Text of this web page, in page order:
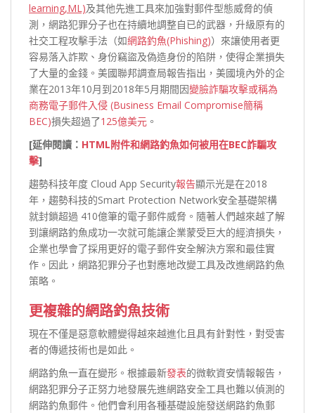
learning,ML)及其他先進工具來加強對郵件型態威脅的偵
測，網路犯罪分子也在持續地調整自已的武器，升級原有的
社交工程攻擊手法（如網路釣魚(Phishing)）來讓使用者更
容易落入詐欺、身份竊盜及偽造身份的陷阱，使得企業損失
了大量的金錢。美國聯邦調查局報告指出，美國境內外的企
業在2013年10月到2018年5月期間因變臉詐騙攻擊或稱為
商務電子郵件入侵 (Business Email Compromise簡稱
BEC)損失超過了125億美元 。
[延伸閱讀： HTML附件和網路釣魚如何被用在BEC詐騙攻
擊]
趨勢科技年度 Cloud App Security報告顯示光是在2018
年，趨勢科技的Smart Protection Network安全基礎架構
就封鎖超過 410億筆的電子郵件威脅。隨著人們越來越了解
到讓網路釣魚成功一次就可能讓企業蒙受巨大的經濟損失，
企業也學會了採用更好的電子郵件安全解決方案和最佳實
作。因此，網路犯罪分子也對應地改變工具及改進網路釣魚
策略。
更複雜的網路釣魚技術
現在不僅是惡意軟體變得越來越進化且具有針對性，對受害
者的傳遞技術也是如此。
網路釣魚一直在變形。根據最新發表的微軟資安情報報告，
網路犯罪分子正努力地發展先進網路安全工具也難以偵測的
網路釣魚郵件。他們會利用各種基礎設施發送網路釣魚郵